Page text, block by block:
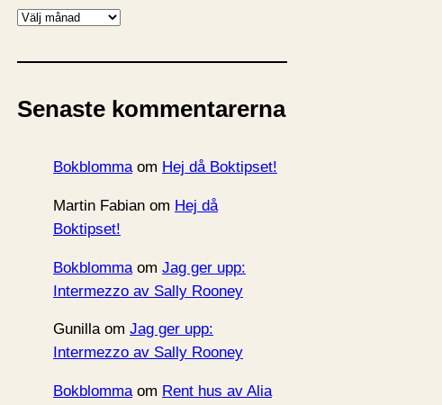
A
k
v
Senaste kommentarerna
Bokblommaom Hej då Boktipset!
Martin Fabian om Hej då
Boktipset!
Bokblomma om Jag ger upp:
Intermezzo av Sally Rooney
Gunillaom Jag ger upp:
Intermezzo av Sally Rooney
Bokblommaom Rent hus av Alia